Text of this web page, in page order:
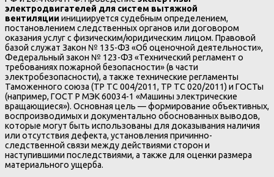
электродвигателей для систем вытяжной
вентиляции инициируется судебным определением,
постановлением следственных органов или договором
оказания услуг с физическим/юридическим лицом. Правовой
базой служат Закон № 135-ФЗ «Об оценочной деятельности»,
Федеральный закон № 123-ФЗ «Технический регламент о
требованиях пожарной безопасности» (в части
электробезопасности), а также технические регламенты
Таможенного союза (ТР ТС 004/2011, ТР ТС 020/2011) и ГОСТы
(например, ГОСТ Р МЭК 60034-1 «Машины электрические
вращающиеся»). Основная цель — формирование объективных,
воспроизводимых и документально обоснованных выводов,
которые могут быть использованы для доказывания наличия
или отсутствия дефекта, установления причинно-
следственной связи между действиями сторон и
наступившими последствиями, а также для оценки размера
материального ущерба.